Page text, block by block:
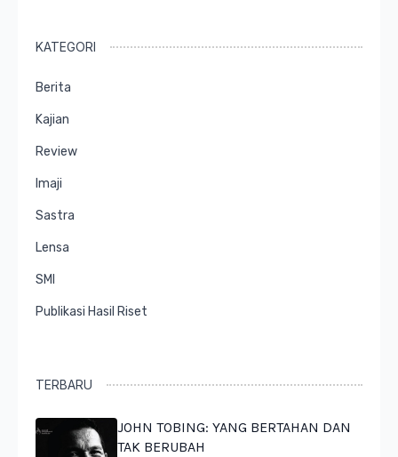
KATEGORI
Berita
Kajian
Review
Imaji
Sastra
Lensa
SMI
Publikasi Hasil Riset
TERBARU
JOHN TOBING: YANG BERTAHAN DAN
TAK BERUBAH